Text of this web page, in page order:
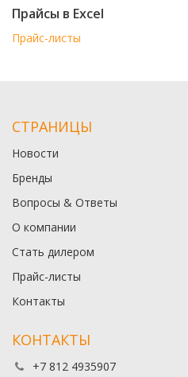
Прайсы в Excel
Прайс-листы
СТРАНИЦЫ
Новости
Бренды
Вопросы & Ответы
О компании
Стать дилером
Прайс-листы
Контакты
КОНТАКТЫ
+7 812 4935907